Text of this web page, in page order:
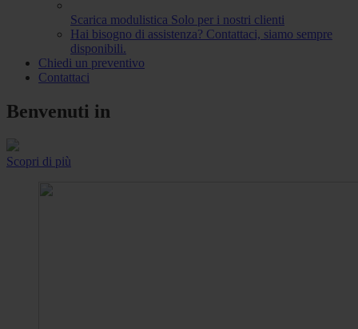
Scarica modulistica Solo per i nostri clienti
Hai bisogno di assistenza? Contattaci, siamo sempre
disponibili.
Chiedi un preventivo
Contattaci
Benvenuti in
Scopri di più